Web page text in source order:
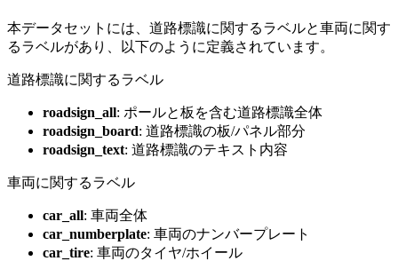
本データセットには、道路標識に関するラベルと車両に関す
るラベルがあり、以下のように定義されています。
道路標識に関するラベル
roadsign_all: ポールと板を含む道路標識全体
roadsign_board: 道路標識の板/パネル部分
roadsign_text: 道路標識のテキスト内容
車両に関するラベル
car_all: 車両全体
car_numberplate: 車両のナンバープレート
car_tire: 車両のタイヤ/ホイール